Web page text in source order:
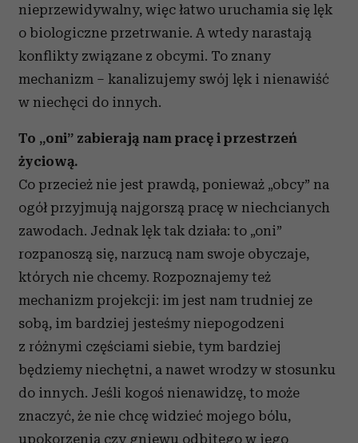
nieprzewidywalny, więc łatwo uruchamia się lęk
o biologiczne przetrwanie. A wtedy narastają
konflikty związane z obcymi. To znany
mechanizm – kanalizujemy swój lęk i nienawiść
w niechęci do innych.
To „oni” zabierają nam pracę i przestrzeń
życiową.
Co przecież nie jest prawdą, ponieważ „obcy” na
ogół przyjmują najgorszą pracę w niechcianych
zawodach. Jednak lęk tak działa: to „oni”
rozpanoszą się, narzucą nam swoje obyczaje,
których nie chcemy. Rozpoznajemy też
mechanizm projekcji: im jest nam trudniej ze
sobą, im bardziej jesteśmy niepogodzeni
z różnymi częściami siebie, tym bardziej
będziemy niechętni, a nawet wrodzy w stosunku
do innych. Jeśli kogoś nienawidzę, to może
znaczyć, że nie chcę widzieć mojego bólu,
upokorzenia czy gniewu odbitego w jego